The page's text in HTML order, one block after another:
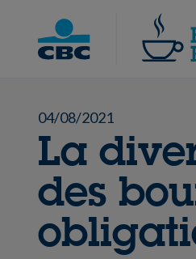
content
04/08/2021
La
des